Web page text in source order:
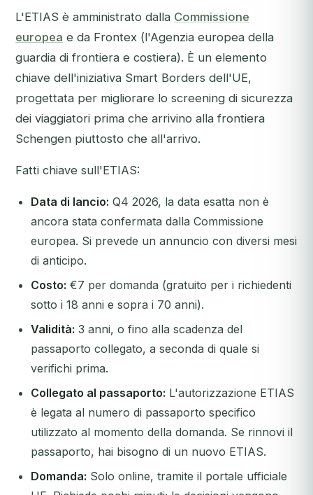
L'ETIAS è amministrato dalla Commissione
europea e da Frontex (l'Agenzia europea della
guardia di frontiera e costiera). È un elemento
chiave dell'iniziativa Smart Borders dell'UE,
progettata per migliorare lo screening di sicurezza
dei viaggiatori prima che arrivino alla frontiera
Schengen piuttosto che all'arrivo.
Fatti chiave sull'ETIAS:
Data di lancio: Q4 2026, la data esatta non è
ancora stata confermata dalla Commissione
europea. Si prevede un annuncio con diversi mesi
di anticipo.
Costo: €7 per domanda (gratuito per i richiedenti
sotto i 18 anni e sopra i 70 anni).
Validità: 3 anni, o fino alla scadenza del
passaporto collegato, a seconda di quale si
verifichi prima.
Collegato al passaporto: L'autorizzazione ETIAS
è legata al numero di passaporto specifico
utilizzato al momento della domanda. Se rinnovi il
passaporto, hai bisogno di un nuovo ETIAS.
Domanda: Solo online, tramite il portale ufficiale